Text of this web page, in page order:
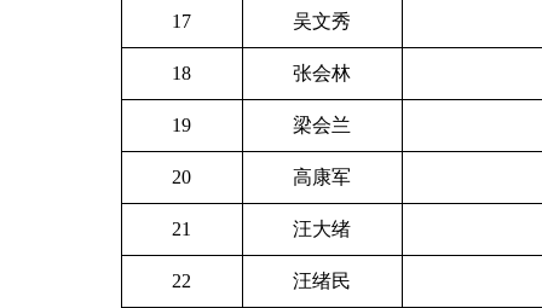
17 吴文秀
18 张会林
19 梁会兰
20 高康军
21 汪大绪
22 汪绪民